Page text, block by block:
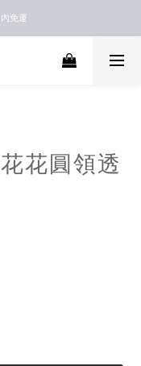
免運
花圓領透